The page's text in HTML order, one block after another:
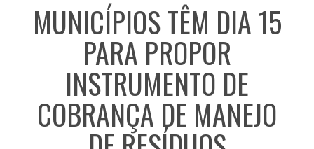
MUNICÍPIOS TÊM DIA 15
PARA PROPOR
INSTRUMENTO DE
COBRANÇA DE MANEJO